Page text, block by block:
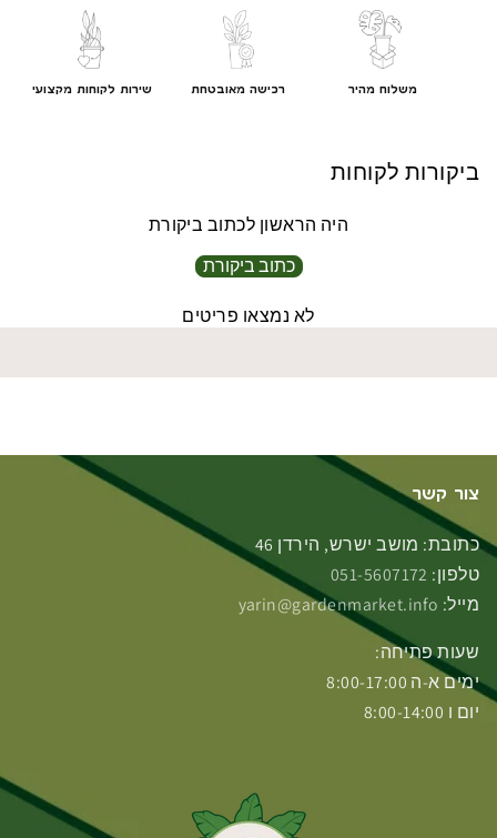
משלוח מהיר רכישה מאובטחת שירות לקוחות מקצועי
ביקורות לקוחות
היה הראשון לכתוב ביקורת
כתוב ביקורת
לא נמצאו פריטים
צור קשר
כתובת: מושב ישרש, הירדן 46
טלפון: 051-5607172
מייל: yarin@gardenmarket.info
שעות פתיחה:
ימים א-ה 8:00-17:00
יום ו 8:00-14:00